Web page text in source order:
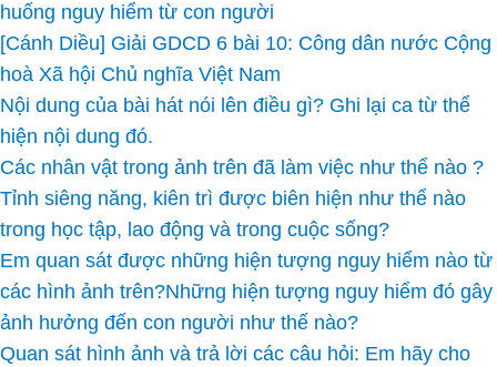
huống nguy hiểm từ con người
[Cánh Diều] Giải GDCD 6 bài 10: Công dân nước Cộng
hoà Xã hội Chủ nghĩa Việt Nam
Nội dung của bài hát nói lên điều gì? Ghi lại ca từ thể
hiện nội dung đó.
Các nhân vật trong ảnh trên đã làm việc như thể nào ?
Tỉnh siêng năng, kiên trì được biên hiện như thể nào
trong học tập, lao động và trong cuộc sống?
Em quan sát được những hiện tượng nguy hiểm nào từ
các hình ảnh trên?Những hiện tượng nguy hiểm đó gây
ảnh hưởng đến con người như thế nào?
Quan sát hình ảnh và trả lời các câu hỏi: Em hãy cho